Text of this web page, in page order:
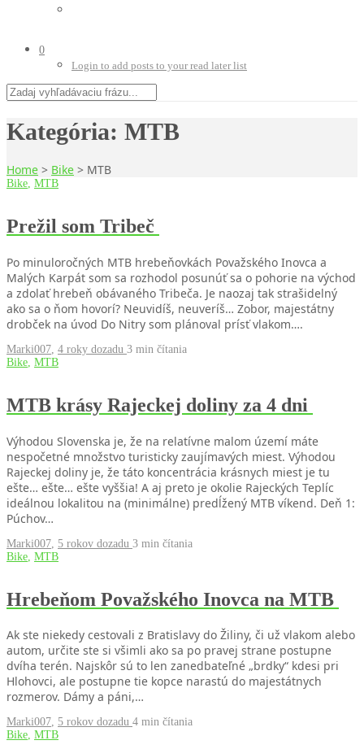
0
Login to add posts to your read later list
Kategória: MTB
Home > Bike > MTB
Bike MTB
Prežil som Tribeč
Po minuloročných MTB hrebeňovkách Považského Inovca a
Malých Karpát som sa rozhodol posunúť sa o pohorie na východ
a zdolať hrebeň obávaného Tribeča. Je naozaj tak strašidelný
ako sa o ňom hovorí? Neuvidíš, neuveríš… Zobor, majestátny
drobček na úvod Do Nitry som plánoval prísť vlakom….
Marki007 4 roky dozadu 3 min čítania
Bike MTB
MTB krásy Rajeckej doliny za 4 dni
Výhodou Slovenska je, že na relatívne malom území máte
nespočetné množstvo turisticky zaujímavých miest. Výhodou
Rajeckej doliny je, že táto koncentrácia krásnych miest je tu
ešte… ešte… ešte vyššia! A aj preto je okolie Rajeckých Teplíc
ideálnou lokalitou na (minimálne) predĺžený MTB víkend. Deň 1:
Púchov…
Marki007 5 rokov dozadu 3 min čítania
Bike MTB
Hrebeňom Považského Inovca na MTB
Ak ste niekedy cestovali z Bratislavy do Žiliny, či už vlakom alebo
autom, určite ste si všimli ako sa po pravej strane postupne
dvíha terén. Najskôr sú to len zanedbateľné „brdky“ kdesi pri
Hlohovci, ale postupne tie kopce narastú do majestátnych
rozmerov. Dámy a páni,…
Marki007, 5 rokov dozadu 4 min čítania
Bike, MTB